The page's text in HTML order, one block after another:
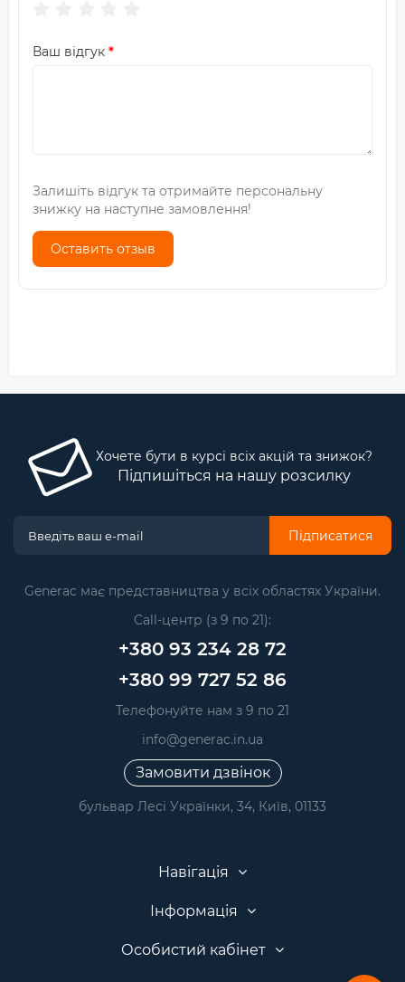
Ваш відгук
Залишіть відгук та отримайте персональну
знижку на наступне замовлення!
Оставить отзыв
Хочете бути в курсі всіх акцій та знижок?
Підпишіться на нашу розсилку
Підписатися
Generac має представництва у всіх областях України.
Call-центр (з 9 по 21):
+380 93 234 28 72
+380 99 727 52 86
Телефонуйте нам з 9 по 21
info@generac.in.ua
Замовити дзвінок
бульвар Лесі Українки, 34, Київ, 01133
Навігація
Інформація
Особистий кабінет